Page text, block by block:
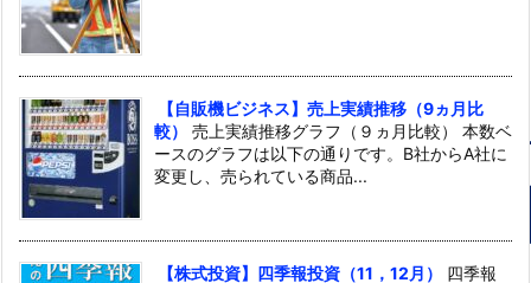
【自販機ビジネス】売上実績推移（9ヵ月比
較）
売上実績推移グラフ（９ヵ月比較） 本数ベ
ースのグラフは以下の通りです。B社からA社に
変更し、売られている商品...
【株式投資】四季報投資（11，12月） 四季報